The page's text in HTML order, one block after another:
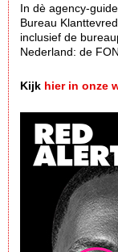
In dè agency-
Bureau
inclusief de
Nederland: de
Kijk hier in onze